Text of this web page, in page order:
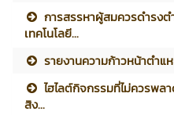
การสรรหาผู้สมควรดำรง
เทคโนโลยี...
รายงานความก้าวหน้าตำแ
ไฮไลต์กิจกรรมที่ไม่ควรพ
สิง...